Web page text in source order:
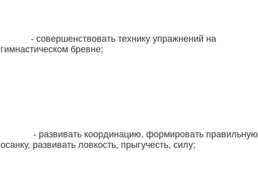
- совершенствовать технику упражнений на
гимнастическом бревне;
- развивать координацию, формировать правильную
осанку, развивать ловкость, прыгучесть, силу;